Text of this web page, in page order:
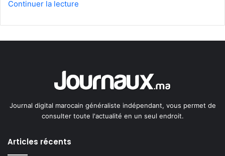
Continuer la lecture
Journal digital marocain généraliste indépendant, vous permet de
consulter toute l'actualité en un seul endroit.
Articles récents